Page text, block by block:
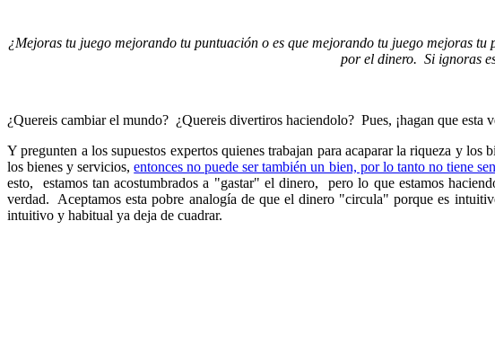
¿Mejoras tu juego mejorando tu puntuación o es que mejorando tu juego mejoras
por el dinero. Si ignoras
¿Quereis cambiar el mundo? ¿Quereis divertiros haciendolo? Pues, ¡hagan que esta
Y pregunten a los supuestos expertos quienes trabajan para acaparar la riqueza y
los bienes y servicios,entonces no puede ser también un bien, por lo tanto no tiene
esto, estamos tan acostumbrados a "gastar" el dinero, pero lo que estamos
verdad. Aceptamos esta pobre analogía de que el dinero "circula" porque es
intuitivo y habitual ya deja de cuadrar.